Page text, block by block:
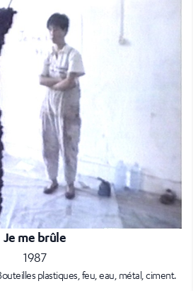
Je me brûle
1987
plastiques, feu, eau, métal, ciment.